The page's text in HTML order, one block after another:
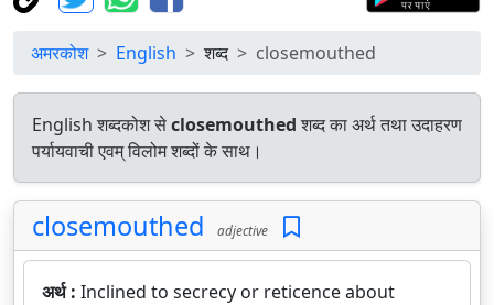
अमरकोश English शब्द closemouthed
English शब्दकोश सेclosemouthedशब्द का अर्थ तथा उदाहरण
पर्यायवाची एवम् विलोम शब्दों के साथ।
closemouthed adjective
अर्थ : Inclined to secrecy or reticence about